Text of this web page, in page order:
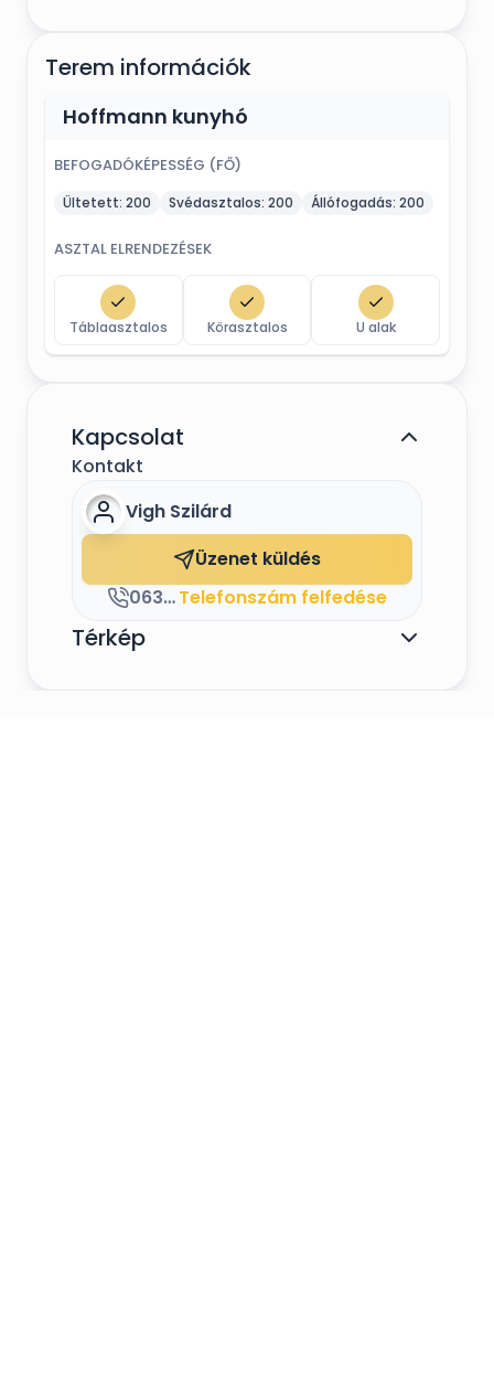
Terem információk
Hoffmann kunyhó
BEFOGADÓKÉPESSÉG (FŐ)
Ültetett: 200 Svédasztalos: 200 Állófogadás: 200
ASZTAL ELRENDEZÉSEK
Táblaasztalos Körasztalos U alak
Kapcsolat
Kontakt
Vigh Szilárd
Üzenet küldés
0630/6448147Telefonszám felfedése
Térkép